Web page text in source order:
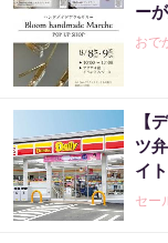
ー
おで
【
ツ
イ
セー